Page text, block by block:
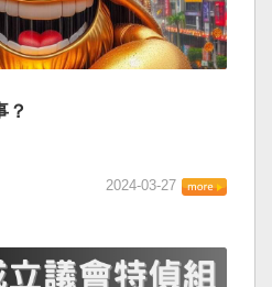
？
2024-03-27